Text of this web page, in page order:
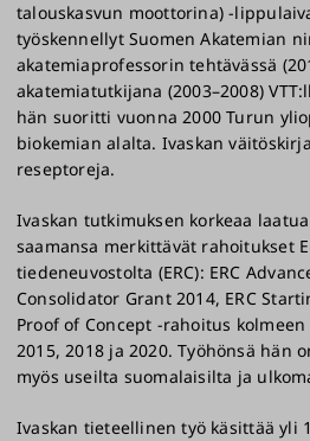
talouskasvun moottorina) -
työskennellyt Suomen Akatemian
akatemiaprofessorin tehtävässä
akatemiatutkijana (2003–2008)
hän suoritti vuonna 2000 Turun
biokemian alalta. Ivaskan
reseptoreja.
Ivaskan tutkimuksen korkeaa
saamansa merkittävät rahoitukset
tiedeneuvostolta (ERC): ERC
Consolidator Grant 2014, ERC
Proof of Concept -rahoitus
2015, 2018 ja 2020. Työhönsä hän
myös useilta suomalaisilta ja
Ivaskan tieteellinen työ käsittää yli